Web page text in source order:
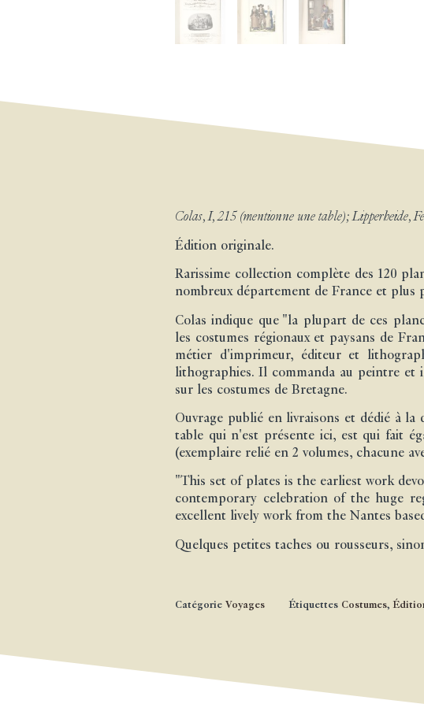
Colas, I, 215 (mentionne une table); Lipperheide,
Édition originale.
Rarissime collection complète des 120
nombreux département de France et plus
Colas indique que "la plupart de ces
les costumes régionaux et paysans de
métier d'imprimeur, éditeur et
lithographies. Il commanda au peintre et
sur les costumes de Bretagne.
Ouvrage publié en livraisons et dédié à
table qui n'est présente ici, est qui fait
(exemplaire relié en 2 volumes, chacune
"This set of plates is the earliest work
contemporary celebration of the huge
excellent lively work from the Nantes
Quelques petites taches ou rousseurs,
Catégorie Voyages Étiquettes Costumes,